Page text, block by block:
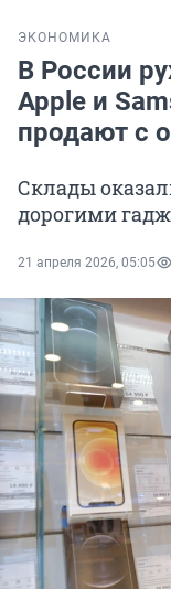
ЭКОНОМИКА
В России
Apple и
продают с
Склады
дорогими
21 апреля 2026, 05:05